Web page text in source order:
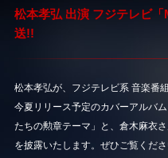
松本孝弘 出演 フジテレビ
送!!
松本孝弘が、フジテレビ系 音楽番
今夏リリース予定のカバーアルバ
たちの勲章テーマ」と、倉木麻衣
を披露いたします。ぜひご覧くださ